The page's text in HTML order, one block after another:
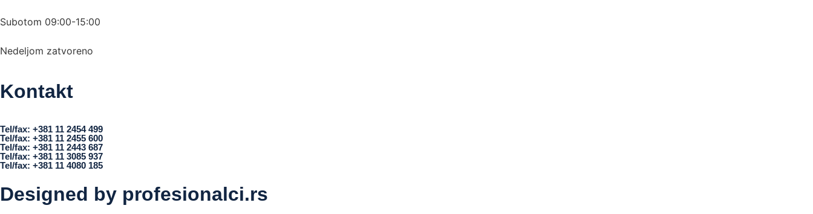
Subotom 09:00-15:00
Nedeljom zatvoreno
Kontakt
Tel/fax: +381 11 2454 499
Tel/fax: +381 11 2455 600
Tel/fax: +381 11 2443 687
Tel/fax: +381 11 3085 937
Tel/fax: +381 11 4080 185
Designed by profesionalci.rs